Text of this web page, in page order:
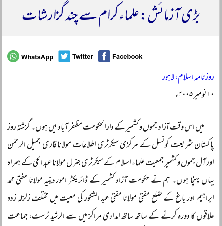
بڑی آزمائش: علماء کرام سے چند گزارشات
روزنامہ اسلام، لاہور
۱۰ نومبر ۲۰۰۵ء
میں اس وقت آزاد جموں و کشمیر کے دارالحکومت مظفر آباد میں ہوں۔ گزشتہ روز
پاکستان شریعت کونسل کے مرکزی سیکرٹری اطلاعات مولانا قاری جمیل الرحمٰن
اور آل جموں و کشمیر جمعیت علماء اسلام کے سیکرٹری جنرل مولانا عبد الحی کے ہمراہ
یہاں پہنچا ہوں۔ ہم نے حکومت آزاد کشمیر کے ڈائریکٹر امور دینیہ مولانا مفتی محمد
ابراہیم اور باغ کے ضلع مفتی مولانا مفتی عبد الشکور کی معیت میں مختلف زلزلہ زدہ
علاقوں کا دورہ کرنے کے ساتھ ساتھ امدادی مراکز میں سے الرشید ٹرسٹ، جماعت